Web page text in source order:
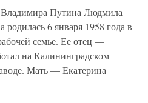
Владимира Путина Людмила
6 января 1958 года в
семье. Ее отец —
на Калининградском
Мать — Екатерина